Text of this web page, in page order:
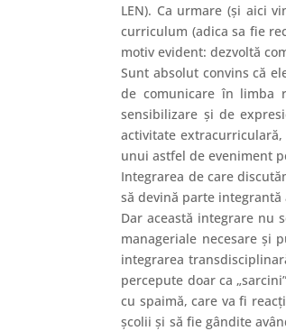
LEN). Ca urmare (şi aici
curriculum (adica sa fie
motiv evident: dezvoltă
Sunt absolut convins că
de comunicare în limba
sensibilizare şi de
activitate extracurriculară,
unui astfel de eveniment
Integrarea de care
să devină parte
Dar această integrare nu
manageriale necesare şi
integrarea
percepute doar ca
cu spaimă, care va fi
şcolii şi să fie gândite